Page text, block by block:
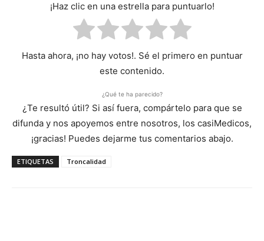
¡Haz clic en una estrella para puntuarlo!
Hasta ahora, ¡no hay votos!. Sé el primero en puntuar
este contenido.
¿Qué te ha parecido?
¿Te resultó útil? Si así fuera, compártelo para que se
difunda y nos apoyemos entre nosotros, los casiMedicos,
¡gracias! Puedes dejarme tus comentarios abajo.
ETIQUETAS Troncalidad